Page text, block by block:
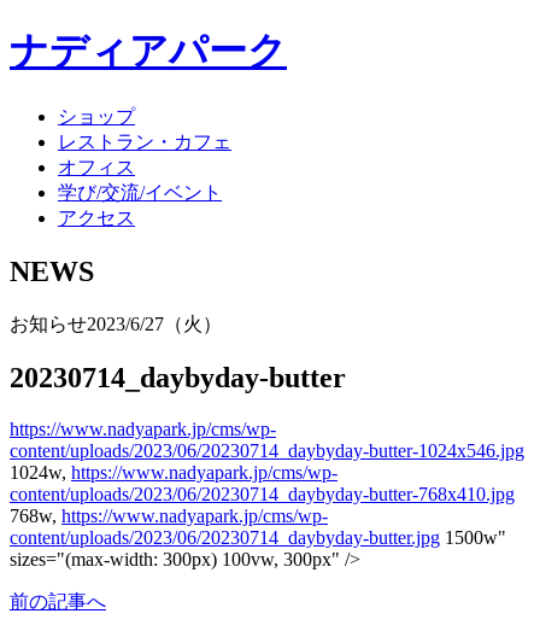
ナディアパーク
ショップ
レストラン・カフェ
オフィス
学び/交流/イベント
アクセス
NEWS
お知らせ2023/6/27（火）
20230714_daybyday-butter
https://www.nadyapark.jp/cms/wp-
content/uploads/2023/06/20230714_daybyday-butter-1024x546.jpg
1024w, https://www.nadyapark.jp/cms/wp-
content/uploads/2023/06/20230714_daybyday-butter-768x410.jpg
768w, https://www.nadyapark.jp/cms/wp-
content/uploads/2023/06/20230714_daybyday-butter.jpg 1500w"
sizes="(max-width: 300px) 100vw, 300px" />
前の記事へ